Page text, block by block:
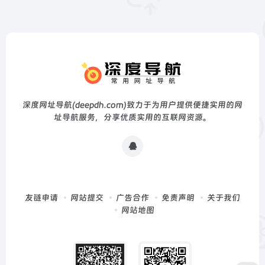
深度网址导航(deepdh.com)致力于为用户提供便捷实用的网
址导航服务，分享优质实用的互联网资源。
友链申请 网站提交 广告合作 免责声明
关于我们
网站地图